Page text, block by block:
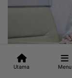
Utama Menu
MSTAR | HIBURAN